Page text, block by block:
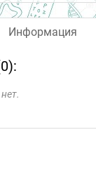
Информация